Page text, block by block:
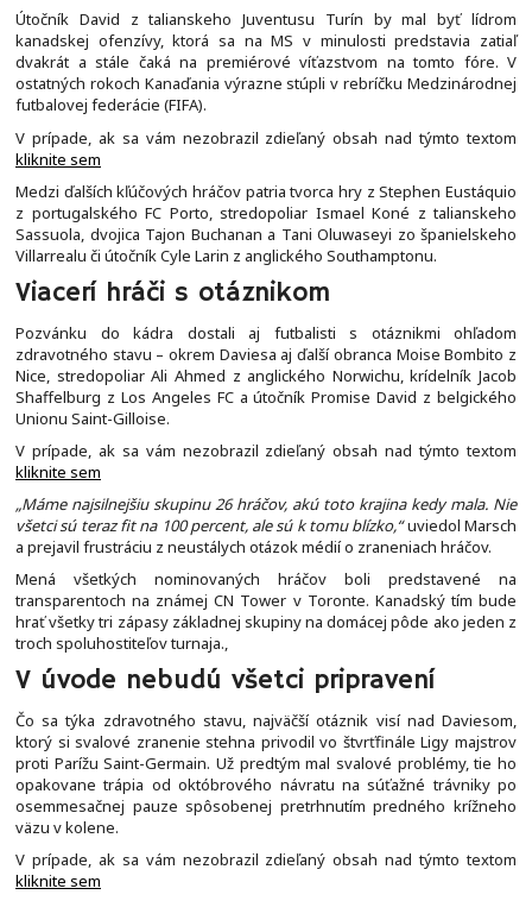
Útočník David z talianskeho Juventusu Turín by mal byť lídrom
kanadskej ofenzívy, ktorá sa na MS v minulosti predstavia zatiaľ
dvakrát a stále čaká na premiérové víťazstvom na tomto fóre. V
ostatných rokoch Kanaďania výrazne stúpli v rebríčku Medzinárodnej
futbalovej federácie (FIFA).
V prípade, ak sa vám nezobrazil zdieľaný obsah nad týmto textom
kliknite sem
Medzi ďalších kľúčových hráčov patria tvorca hry z Stephen Eustáquio
z portugalského FC Porto, stredopoliar Ismael Koné z talianskeho
Sassuola, dvojica Tajon Buchanan a Tani Oluwaseyi zo španielskeho
Villarrealu či útočník Cyle Larin z anglického Southamptonu.
Viacerí hráči s otáznikom
Pozvánku do kádra dostali aj futbalisti s otáznikmi ohľadom
zdravotného stavu – okrem Daviesa aj ďalší obranca Moise Bombito z
Nice, stredopoliar Ali Ahmed z anglického Norwichu, krídelník Jacob
Shaffelburg z Los Angeles FC a útočník Promise David z belgického
Unionu Saint-Gilloise.
V prípade, ak sa vám nezobrazil zdieľaný obsah nad týmto textom
kliknite sem
„Máme najsilnejšiu skupinu 26 hráčov, akú toto krajina kedy mala. Nie
všetci sú teraz fit na 100 percent, ale sú k tomu blízko,“uviedol Marsch
a prejavil frustráciu z neustálych otázok médií o zraneniach hráčov.
Mená všetkých nominovaných hráčov boli predstavené na
transparentoch na známej CN Tower v Toronte. Kanadský tím bude
hrať všetky tri zápasy základnej skupiny na domácej pôde ako jeden z
troch spoluhostiteľov turnaja.,
V úvode nebudú všetci pripravení
Čo sa týka zdravotného stavu, najväčší otáznik visí nad Daviesom,
ktorý si svalové zranenie stehna privodil vo štvrťfinále Ligy majstrov
proti Parížu Saint-Germain. Už predtým mal svalové problémy, tie ho
opakovane trápia od októbrového návratu na súťažné trávniky po
osemmesačnej pauze spôsobenej pretrhnutím predného krížneho
väzu v kolene.
V prípade, ak sa vám nezobrazil zdieľaný obsah nad týmto textom
kliknite sem